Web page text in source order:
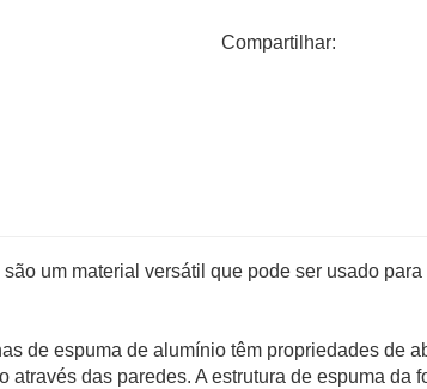
Compartilhar:
um material versátil que pode ser usado
de espuma de alumínio têm propriedades de
através das paredes. A estrutura de espuma da